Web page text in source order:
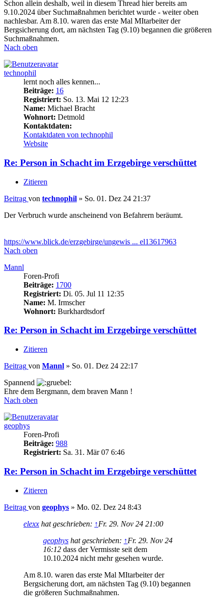
Schon allein deshalb, weil in diesem Thread hier bereits am
9.10.2024 über Suchmaßnahmen berichtet wurde - weiter oben
nachlesbar. Am 8.10. waren das erste Mal MItarbeiter der
Bergsicherung dort, am nächsten Tag (9.10) begannen die größeren
Suchmaßnahmen.
Nach oben
technophil
lernt noch alles kennen...
Beiträge: 16
Registriert: So. 13. Mai 12 12:23
Name: Michael Bracht
Wohnort: Detmold
Kontaktdaten:
Kontaktdaten von technophil
Website
Re: Person in Schacht im Erzgebirge verschüttet
Zitieren
Beitrag von technophil » So. 01. Dez 24 21:37
Der Verbruch wurde anscheinend von Befahrern beräumt.
https://www.blick.de/erzgebirge/ungewis ... el13617963
Nach oben
Mannl
Foren-Profi
Beiträge: 1700
Registriert: Di. 05. Jul 11 12:35
Name: M. Irmscher
Wohnort: Burkhardtsdorf
Re: Person in Schacht im Erzgebirge verschüttet
Zitieren
Beitrag von Mannl » So. 01. Dez 24 22:17
Spannend
Ehre dem Bergmann, dem braven Mann !
Nach oben
geophys
Foren-Profi
Beiträge: 988
Registriert: Sa. 31. Mär 07 6:46
Re: Person in Schacht im Erzgebirge verschüttet
Zitieren
Beitrag von geophys » Mo. 02. Dez 24 8:43
elexx hat geschrieben: ↑Fr. 29. Nov 24 21:00
geophys hat geschrieben: ↑Fr. 29. Nov 24
16:12 dass der Vermisste seit dem
10.10.2024 nicht mehr gesehen wurde.
Am 8.10. waren das erste Mal MItarbeiter der
Bergsicherung dort, am nächsten Tag (9.10) begannen
die größeren Suchmaßnahmen.